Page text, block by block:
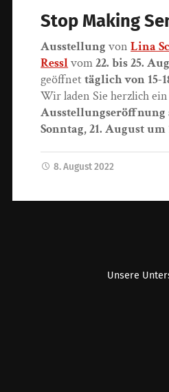
Stop Making
Ausstellung vonLina
Resslvom22. bis 25.
geöffnettäglich von 15-
Wir laden Sie herzlich
Ausstellungseröffnung
Sonntag, 21. August um
8. August 2022
Unsere